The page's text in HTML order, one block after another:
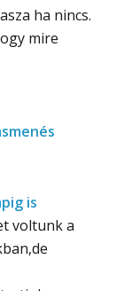
ha nincs.
mire
is
voltunk a